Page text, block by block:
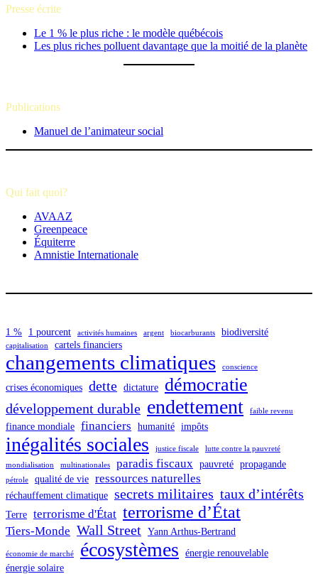
Presse écrite
Le 1 % le plus riche : le modèle québécois
Les plus riches polluent davantage que la moitié de la planète
Publications
Manuel de l’animateur social
Qui fait quoi?
AVAAZ
Greenpeace
Équiterre
Amnistie Internationale
1 % 1 pourcent activités humaines argent biocarburants biodiversité
capitalisation cartels financiers
changements climatiques conscience
crises économiques dette dictature démocratie
développement durable endettement faible revenu
finance mondiale financiers humanité impôts
inégalités sociales justice fiscale lutte contre la pauvreté
mondialisation multinationales paradis fiscaux pauvreté propagande
pétrole qualité de vie ressources naturelles
réchauffement climatique secrets militaires taux d’intérêts
Terre terrorisme d'État terrorisme d’État
Tiers-Monde Wall Street Yann Arthus-Bertrand
économie de marché écosystèmes
énergie renouvelable
énergie solaire